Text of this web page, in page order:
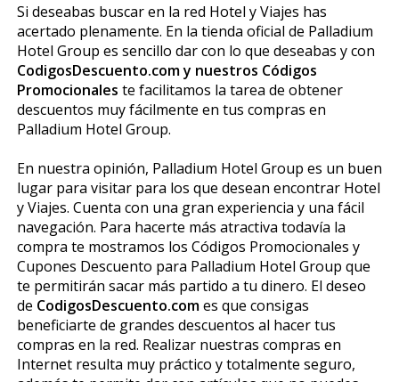
Si deseabas buscar en la red Hotel y Viajes has
acertado plenamente. En la tienda oficial de Palladium
Hotel Group es sencillo dar con lo que deseabas y con
CodigosDescuento.com y nuestros Códigos
Promocionales te facilitamos la tarea de obtener
descuentos muy fácilmente en tus compras en
Palladium Hotel Group.
En nuestra opinión, Palladium Hotel Group es un buen
lugar para visitar para los que desean encontrar Hotel
y Viajes. Cuenta con una gran experiencia y una fácil
navegación. Para hacerte más atractiva todavía la
compra te mostramos los Códigos Promocionales y
Cupones Descuento para Palladium Hotel Group que
te permitirán sacar más partido a tu dinero. El deseo
de CodigosDescuento.comes que consigas
beneficiarte de grandes descuentos al hacer tus
compras en la red. Realizar nuestras compras en
Internet resulta muy práctico y totalmente seguro,